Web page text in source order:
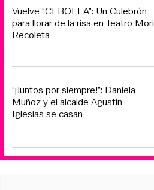
Vuelve “CEBOLLA”: Un Culebrón
para llorar de la risa en Teatro Mori
Recoleta
“¡Juntos por siempre!”: Daniela
Muñoz y el alcalde Agustín
Iglesias se casan